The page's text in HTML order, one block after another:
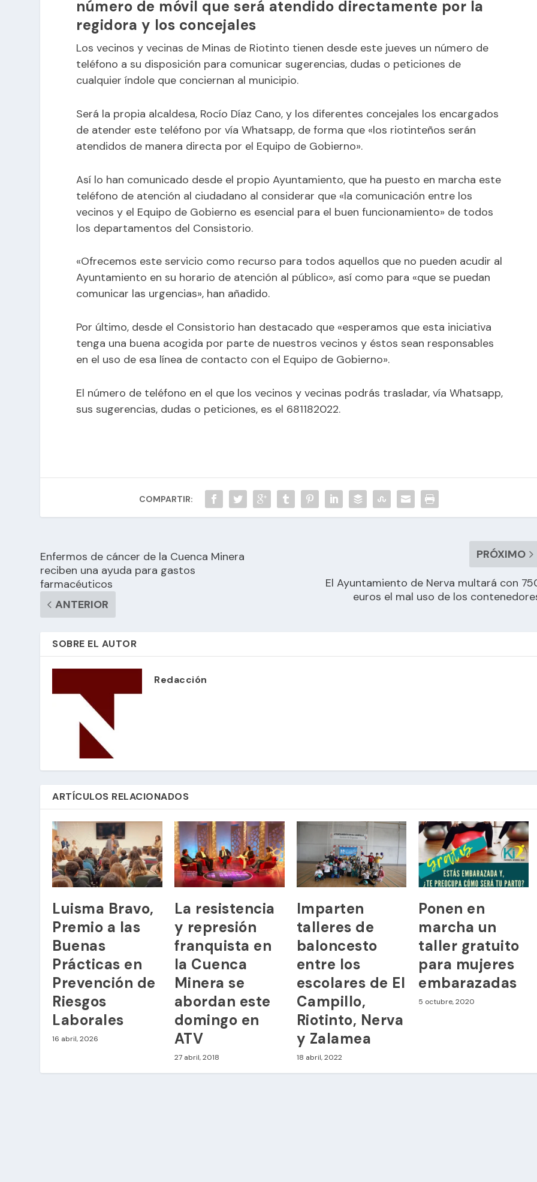
número de móvil que será atendido directamente por la
regidora y los concejales
Los vecinos y vecinas de Minas de Riotinto tienen desde este jueves un número de
teléfono a su disposición para comunicar sugerencias, dudas o peticiones de
cualquier índole que conciernan al municipio.
Será la propia alcaldesa, Rocío Díaz Cano, y los diferentes concejales los encargados
de atender este teléfono por vía Whatsapp, de forma que «los riotinteños serán
atendidos de manera directa por el Equipo de Gobierno».
Así lo han comunicado desde el propio Ayuntamiento, que ha puesto en marcha este
teléfono de atención al ciudadano al considerar que «la comunicación entre los
vecinos y el Equipo de Gobierno es esencial para el buen funcionamiento» de todos
los departamentos del Consistorio.
«Ofrecemos este servicio como recurso para todos aquellos que no pueden acudir al
Ayuntamiento en su horario de atención al público», así como para «que se puedan
comunicar las urgencias», han añadido.
Por último, desde el Consistorio han destacado que «esperamos que esta iniciativa
tenga una buena acogida por parte de nuestros vecinos y éstos sean responsables
en el uso de esa línea de contacto con el Equipo de Gobierno».
El número de teléfono en el que los vecinos y vecinas podrás trasladar, vía Whatsapp,
sus sugerencias, dudas o peticiones, es el 681182022.
COMPARTIR:
Enfermos de cáncer de la Cuenca Minera
reciben una ayuda para gastos
farmacéuticos
ANTERIOR
PRÓXIMO
El Ayuntamiento de Nerva multará con
euros el mal uso de los
SOBRE EL AUTOR
Redacción
ARTÍCULOS RELACIONADOS
Luisma Bravo,
Premio a las
Buenas
Prácticas en
Prevención de
Riesgos
Laborales
16 abril, 2026
La resistencia
y represión
franquista en
la Cuenca
Minera se
abordan este
domingo en
ATV
27 abril, 2018
Imparten
talleres de
baloncesto
entre los
escolares de El
Campillo,
Riotinto, Nerva
y Zalamea
18 abril, 2022
Ponen en
marcha un
taller gratuito
para mujeres
embarazadas
5 octubre, 2020